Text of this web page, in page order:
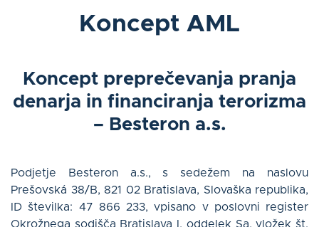
Blog
Navodila
Plačilni prehod
Integracija blagajne
Koncept AML
Koncept preprečevanja pranja
denarja in financiranja terorizma
– Besteron a.s.
Podjetje Besteron a.s., s sedežem na naslovu
Prešovská 38/B, 821 02 Bratislava, Slovaška republika,
ID številka: 47 866 233, vpisano v poslovni register
Okrožnega sodišča Bratislava I, oddelek Sa, vložek št.